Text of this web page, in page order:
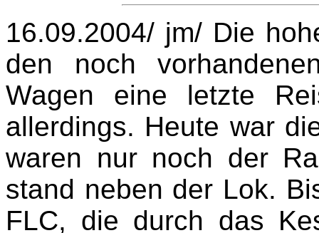
16.09.2004/ jm/ Die
den noch
Wagen eine letzte
allerdings. Heute war
waren nur noch der
stand neben der Lok.
FLC, die durch das